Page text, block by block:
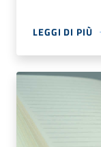
LEGGI DI PIÙ